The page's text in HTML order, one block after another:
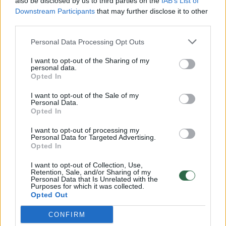
Downstream Participants that may further disclose it to other
Personal Data Processing Opt Outs
I want to opt-out of the Sharing of my
personal data.
Opted In
I want to opt-out of the Sale of my
Personal Data.
Opted In
I want to opt-out of processing my
Personal Data for Targeted Advertising.
Opted In
I want to opt-out of Collection, Use,
Retention, Sale, and/or Sharing of my
Personal Data that Is Unrelated with the
Purposes for which it was collected.
Opted Out
CONFIRM
Žinios | Lietuvos diena
Žinios | Orai
00:00:59
Nufilmavo, kaip patvino Vilniaus Vakarinis aplinkkelis:
vaizdas pribloškia
Žinios | Lietuvos diena
Avarija Vilniuje: į stotelę įsirėžęs automobilis sužalojo
dvi moteris
Žinios | Lietuvos diena